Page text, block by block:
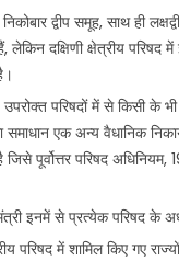
द्वीप समूह, साथ ही
लेकिन दक्षिणी क्षेत्रीय
उपरोक्त परिषदों में से किसी के
एक अन्य वैधानिक निकाय,
पूर्वोत्तर परिषद अधिनियम,
इनमें से प्रत्येक परिषद के
परिषद में शामिल किए गए